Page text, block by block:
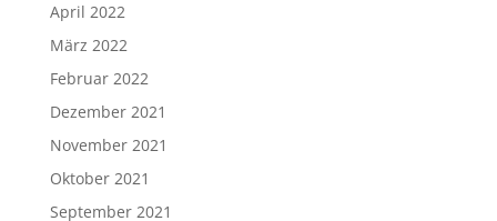
April 2022
März 2022
Februar 2022
Dezember 2021
November 2021
Oktober 2021
September 2021